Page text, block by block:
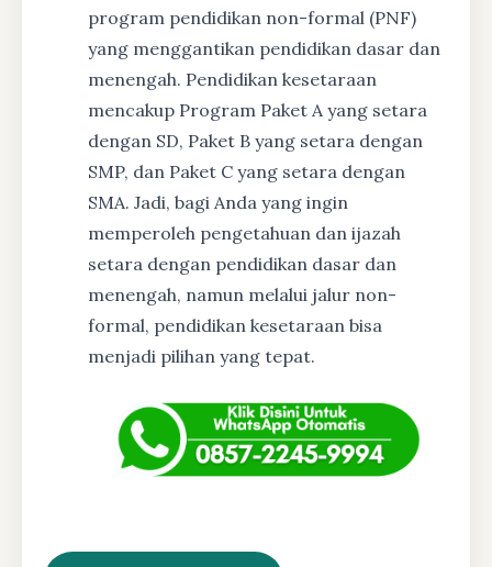
program pendidikan non-formal (PNF)
yang menggantikan pendidikan dasar dan
menengah. Pendidikan kesetaraan
mencakup Program Paket A yang setara
dengan SD, Paket B yang setara dengan
SMP, dan Paket C yang setara dengan
SMA. Jadi, bagi Anda yang ingin
memperoleh pengetahuan dan ijazah
setara dengan pendidikan dasar dan
menengah, namun melalui jalur non-
formal, pendidikan kesetaraan bisa
menjadi pilihan yang tepat.